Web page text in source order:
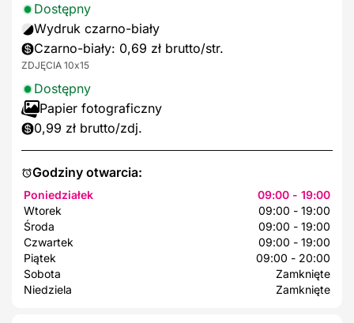
Godziny otwarcia:
Poniedziałek
09:00 - 19:00
Wtorek
09:00 - 19:00
Środa
09:00 - 19:00
Czwartek
09:00 - 19:00
Piątek
09:00 - 20:00
Sobota
Zamknięte
Niedziela
Zamknięte
Dostępny
Wydruk czarno-biały
Czarno-biały: 0,69 zł brutto/str.
ZDJĘCIA 10x15
Dostępny
Papier fotograficzny
0,99 zł brutto/zdj.